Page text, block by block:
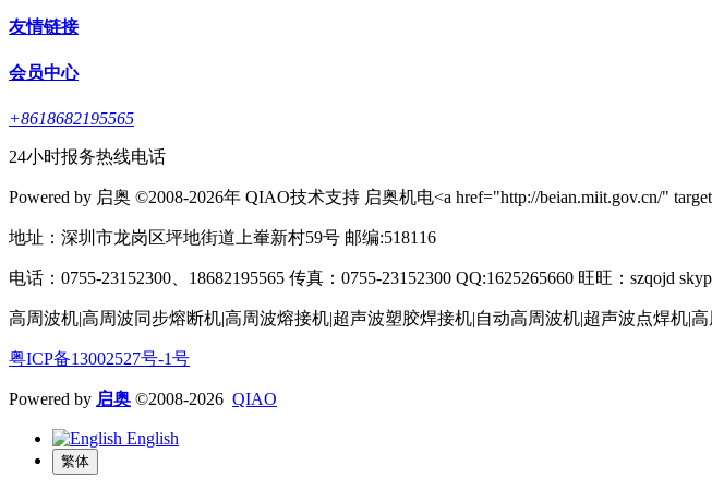
友情链接
会员中心
+8618682195565
24小时报务热线电话
Powered by 启奥 ©2008-2026年 QIAO技术支持 启奥机电<a href="http://beian.miit.gov.cn/"
地址：深圳市龙岗区坪地街道上輋新村59号 邮编:518116
电话：0755-23152300、18682195565 传真：0755-23152300 QQ:1625265660 旺旺：szqojd
高周波机|高周波同步熔断机|高周波熔接机|超声波塑胶焊接机|自动高周波机|超声波点焊机|
粤ICP备13002527号-1号
Powered by 启奥 ©2008-2026 QIAO
English
繁体